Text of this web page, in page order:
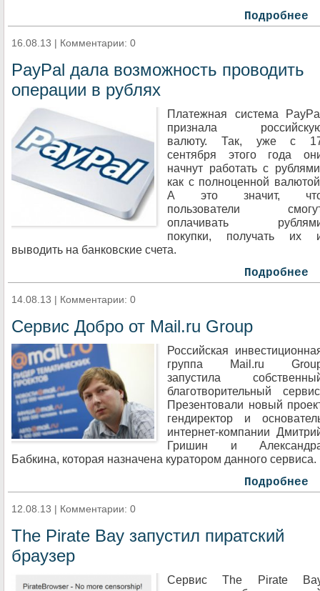
Подробнее
16.08.13 | Комментарии: 0
PayPal дала возможность проводить
операции в рублях
Платежная система
признала
валюту. Так, уже с
сентября этого года
начнут работать с
как с полноценной
А это значит,
пользователи
оплачивать
покупки, получать их
выводить на банковские счета.
Подробнее
14.08.13 | Комментарии: 0
Сервис Добро от Mail.ru Group
Российская
группа Mail.ru
запустила
благотворительный
Презентовали новый
гендиректор и
интернет-компании
Гришин и
Бабкина, которая назначена куратором данного сервиса.
Подробнее
12.08.13 | Комментарии: 0
The Pirate Bay запустил пиратский
браузер
Сервис The Pirate